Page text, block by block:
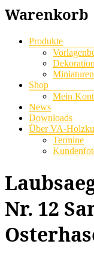
Warenkorb
Menü
Produkte
Dekoration
Miniaturen
Shop
Mein
News
Downloads
Über VA-
Termine
Nr. 12